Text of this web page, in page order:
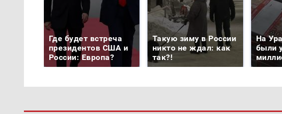
Где будет встреча
президентов США и
России: Европа?
Такую зиму в России
никто не ждал: как
так?!
На
были